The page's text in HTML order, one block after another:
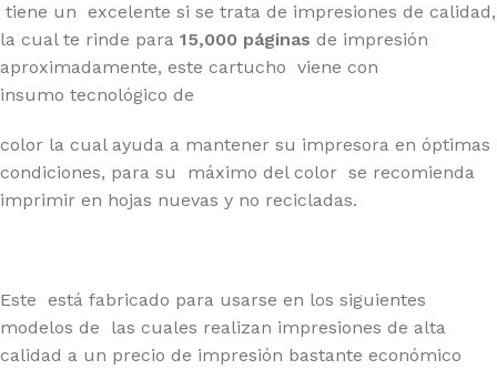
tiene un excelente si se trata de impresiones de calidad,
la cual te rinde para 15,000 páginas de impresión
aproximadamente, este cartucho viene con
insumo tecnológico de
color la cual ayuda a mantener su impresora en óptimas
condiciones, para su
máximo del color se recomienda
imprimir en hojas nuevas y no recicladas.
Este está fabricado para usarse en los siguientes
modelos de las cuales realizan impresiones de alta
calidad a un precio de impresión bastante económico